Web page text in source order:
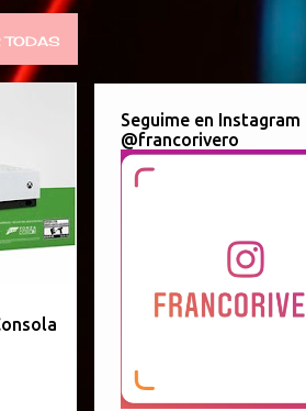
TODAS
Seguime en Instagram
@francorivero